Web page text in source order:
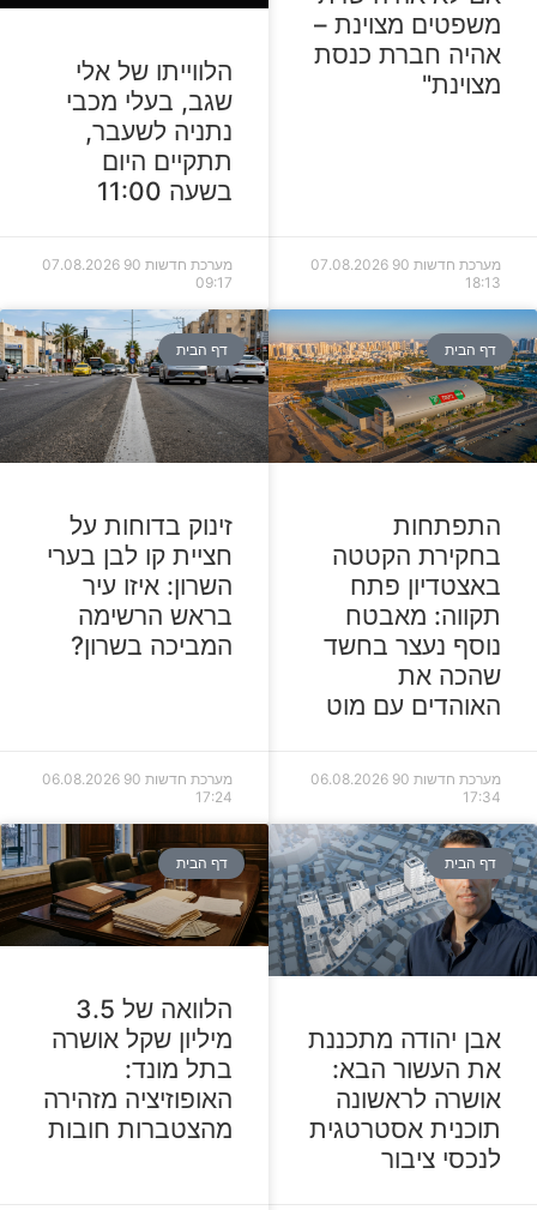
משפטים מצוינת –
אהיה חברת כנסת
מצוינת"
מערכת חדשות 90
07.08.2026
18:13
הלווייתו של אלי
שגב, בעלי מכבי
נתניה לשעבר,
תתקיים היום
בשעה 11:00
מערכת חדשות 90
07.08.2026
09:17
דף הבית
התפתחות
בחקירת הקטטה
באצטדיון פתח
תקווה: מאבטח
נוסף נעצר בחשד
שהכה את
האוהדים עם מוט
מערכת חדשות 90
06.08.2026
17:34
דף הבית
זינוק בדוחות על
חציית קו לבן בערי
השרון: איזו עיר
בראש הרשימה
המביכה בשרון?
מערכת חדשות 90
06.08.2026
17:24
דף הבית
אבן יהודה מתכננת
את העשור הבא:
אושרה לראשונה
תוכנית אסטרטגית
לנכסי ציבור
דף הבית
הלוואה של 3.5
מיליון שקל אושרה
בתל מונד:
האופוזיציה מזהירה
מהצטברות חובות